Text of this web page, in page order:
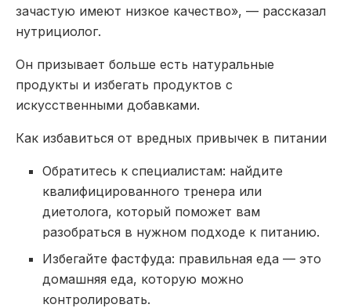
зачастую имеют низкое качество», — рассказал
нутрициолог.
Он призывает больше есть натуральные
продукты и избегать продуктов с
искусственными добавками.
Как избавиться от вредных привычек в питании
Обратитесь к специалистам: найдите
квалифицированного тренера или
диетолога, который поможет вам
разобраться в нужном подходе к питанию.
Избегайте фастфуда: правильная еда — это
домашняя еда, которую можно
контролировать.